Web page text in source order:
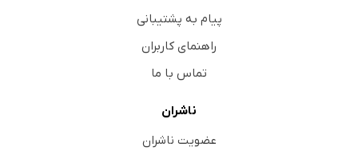
پیام به پشتیبانی
راهنمای کاربران
تماس با ما
ناشران
عضویت ناشران